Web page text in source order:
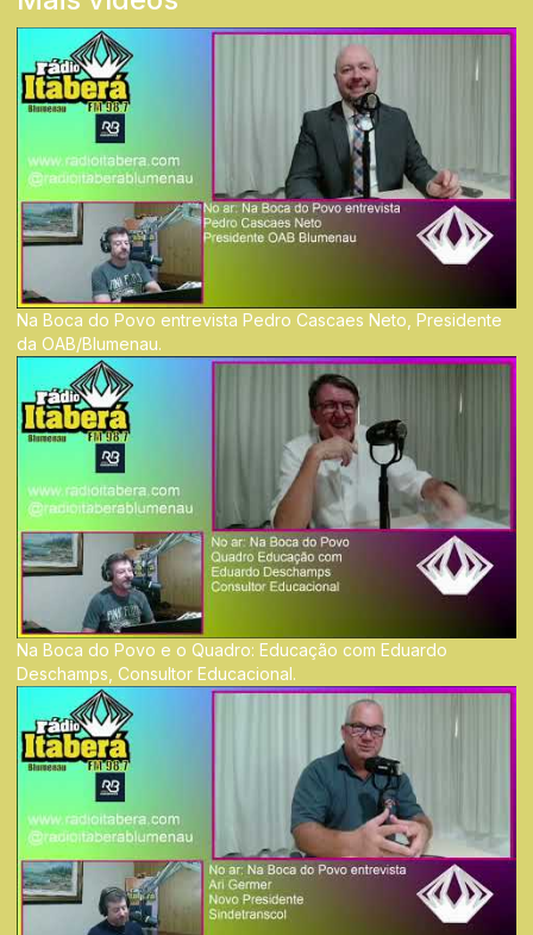
Na Boca do Povo entrevista Pedro Cascaes Neto, Presidente
da OAB/Blumenau.
Na Boca do Povo e o Quadro: Educação com Eduardo
Deschamps, Consultor Educacional.